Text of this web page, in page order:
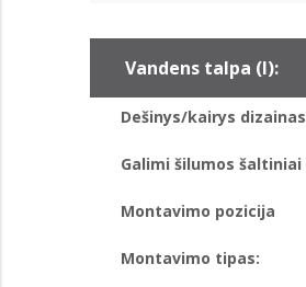
Vandens talpa (l):
Dešinys/kairys dizainas
Galimi šilumos šaltiniai
Montavimo pozicija
Montavimo tipas: